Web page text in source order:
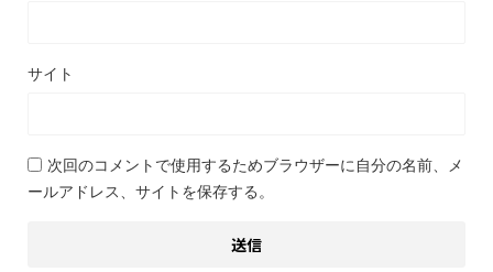
サイト
次回のコメントで使用するためブラウザーに自分の名前、メ
ールアドレス、サイトを保存する。